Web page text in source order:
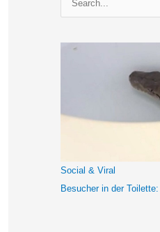
u
h
Social & Viral
Besucher in der